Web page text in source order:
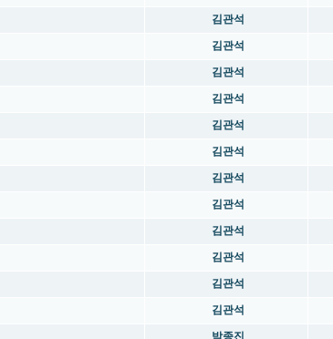
김관석
김관석
김관석
김관석
김관석
김관석
김관석
김관석
김관석
김관석
김관석
김관석
박종진